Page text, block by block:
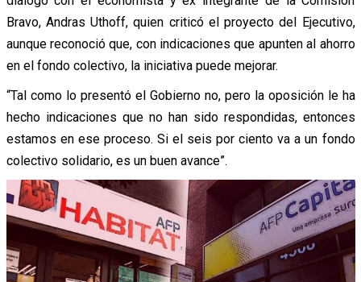
Bravo, Andras Uthoff, quien criticó el proyecto del Ejecutivo,
aunque reconoció que, con indicaciones que apunten al ahorro
en el fondo colectivo, la iniciativa puede mejorar.
“Tal como lo presentó el Gobierno no, pero la oposición le ha
hecho indicaciones que no han sido respondidas, entonces
estamos en ese proceso. Si el seis por ciento va a un fondo
colectivo solidario, es un buen avance”.